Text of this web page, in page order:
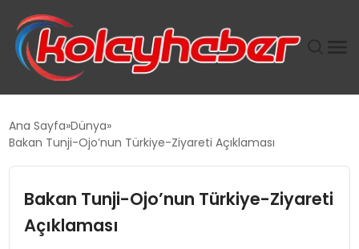
TANYER YAPI ZEMIN MÜHENDISLIĞINDE HEDEF
BÜYÜTTÜ
Ana Sayfa Dünya
Bakan Tunji-Ojo’nun Türkiye-Ziyareti Açıklaması
Bakan Tunji-Ojo’nun Türkiye-Ziyareti
Açıklaması